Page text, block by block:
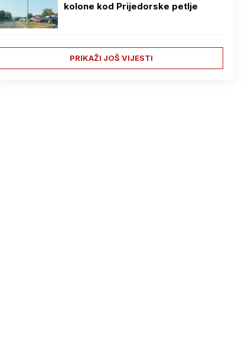
kolone kod Prijedorske petlje
PRIKAŽI JOŠ VIJESTI